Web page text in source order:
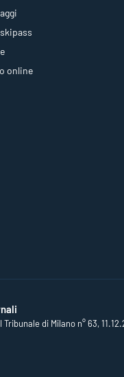
online
di Milano n° 63,